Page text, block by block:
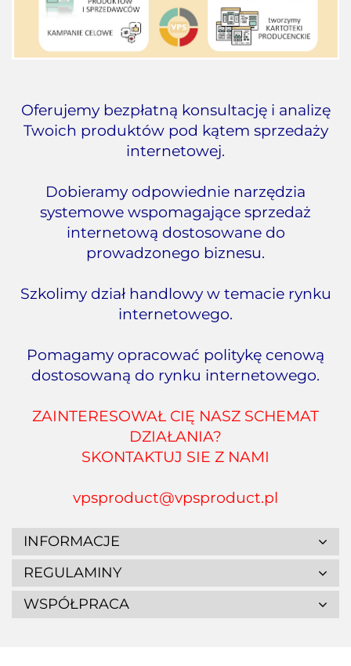
Oferujemy bezpłatną konsultację i analizę
Twoich produktów pod kątem sprzedaży
internetowej.
Dobieramy odpowiednie narzędzia
systemowe wspomagające sprzedaż
internetową dostosowane do
prowadzonego biznesu.
Szkolimy dział handlowy w temacie rynku
internetowego.
Pomagamy opracować politykę cenową
dostosowaną do rynku internetowego.
ZAINTERESOWAŁ CIĘ NASZ SCHEMAT
DZIAŁANIA?
SKONTAKTUJ SIE Z NAMI
vpsproduct@vpsproduct.pl
INFORMACJE
REGULAMINY
WSPÓŁPRACA